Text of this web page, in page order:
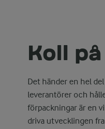
Koll
Det händer en hel
leverantörer och
förpackningar är en
driva utvecklingen